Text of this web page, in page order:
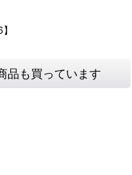
品も買っています